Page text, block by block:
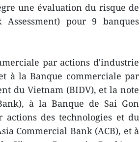
une évaluation du risque de
pour 9 banques
par actions d'industrie
à la Banque commerciale par
du Vietnam (BIDV), et la note
à la Banque de Sai Gon
actions des technologies et du
Commercial Bank (ACB), et à